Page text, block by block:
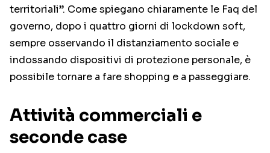
territoriali”. Come spiegano chiaramente le Faq del
governo, dopo i quattro giorni di lockdown soft,
sempre osservando il distanziamento sociale e
indossando dispositivi di protezione personale, è
possibile tornare a fare shopping e a passeggiare.
Attività commerciali e
seconde case